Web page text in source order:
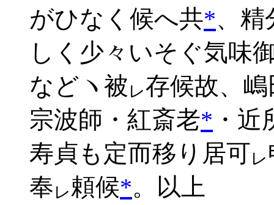
がひなく候へ共*、精
しく少々いそぐ気味
などヽ被 レ存候故、
宗波師・紅斎老* ・
寿貞も定而移り居可レ
奉 レ 頼候*。以上